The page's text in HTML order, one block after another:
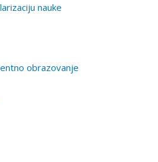
nauke
obrazovanje